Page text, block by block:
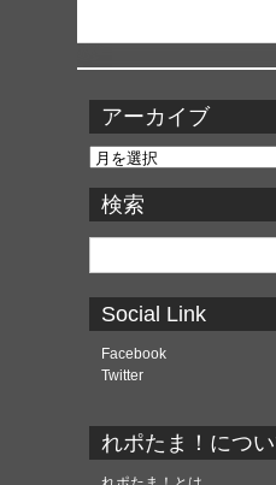
アーカイブ
ア
カ
イ
ブ
検索
検
Social Link
Facebook
Twitter
れポたま！につ